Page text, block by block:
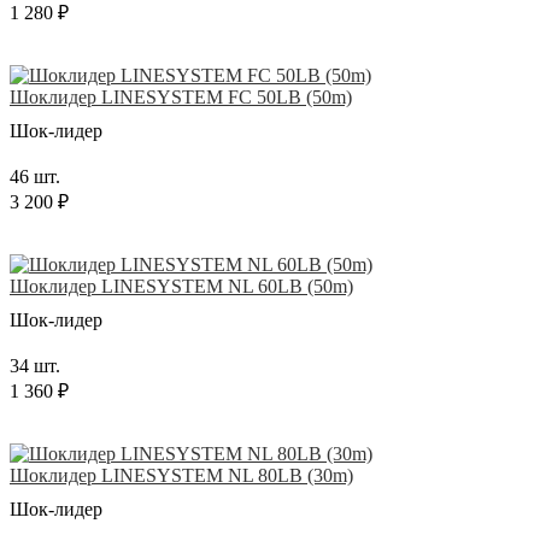
1 280 ₽
Шоклидер LINESYSTEM FC 50LB (50m)
Шок-лидер
46 шт.
3 200 ₽
Шоклидер LINESYSTEM NL 60LB (50m)
Шок-лидер
34 шт.
1 360 ₽
Шоклидер LINESYSTEM NL 80LB (30m)
Шок-лидер